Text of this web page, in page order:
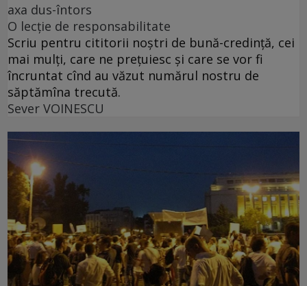
axa dus-întors
O lecție de responsabilitate
Scriu pentru cititorii noștri de bună-credință, cei
mai mulți, care ne prețuiesc și care se vor fi
încruntat cînd au văzut numărul nostru de
săptămîna trecută.
Sever VOINESCU